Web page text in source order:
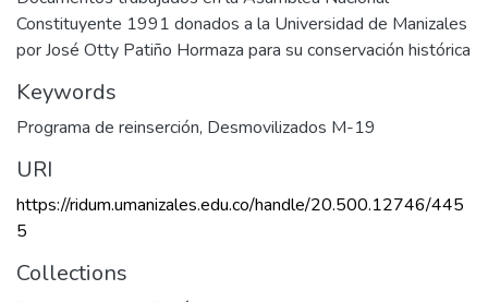
Constituyente 1991 donados a la Universidad de Manizales
por José Otty Patiño Hormaza para su conservación histórica
Keywords
Programa de reinserción, Desmovilizados M-19
URI
https://ridum.umanizales.edu.co/handle/20.500.12746/445
5
Collections